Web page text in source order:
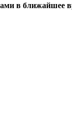
в ближайшее